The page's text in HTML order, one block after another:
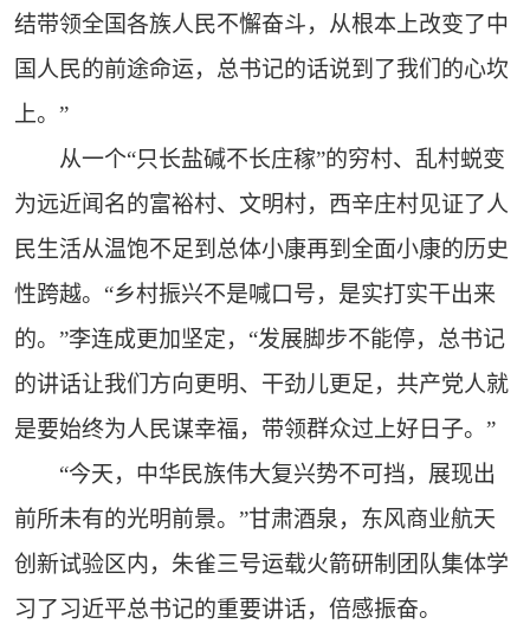
结带领全国各族人民不懈奋斗，从根本上改变了中
国人民的前途命运，总书记的话说到了我们的心坎
上。”
从一个“只长盐碱不长庄稼”的穷村、乱村蜕变
为远近闻名的富裕村、文明村，西辛庄村见证了人
民生活从温饱不足到总体小康再到全面小康的历史
性跨越。“乡村振兴不是喊口号，是实打实干出来
的。”李连成更加坚定，“发展脚步不能停，总书记
的讲话让我们方向更明、干劲儿更足，共产党人就
是要始终为人民谋幸福，带领群众过上好日子。”
“今天，中华民族伟大复兴势不可挡，展现出
前所未有的光明前景。”甘肃酒泉，东风商业航天
创新试验区内，朱雀三号运载火箭研制团队集体学
习了习近平总书记的重要讲话，倍感振奋。